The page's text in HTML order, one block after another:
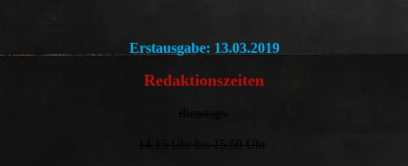
Erstausgabe: 13.03.2019
Redaktionszeiten